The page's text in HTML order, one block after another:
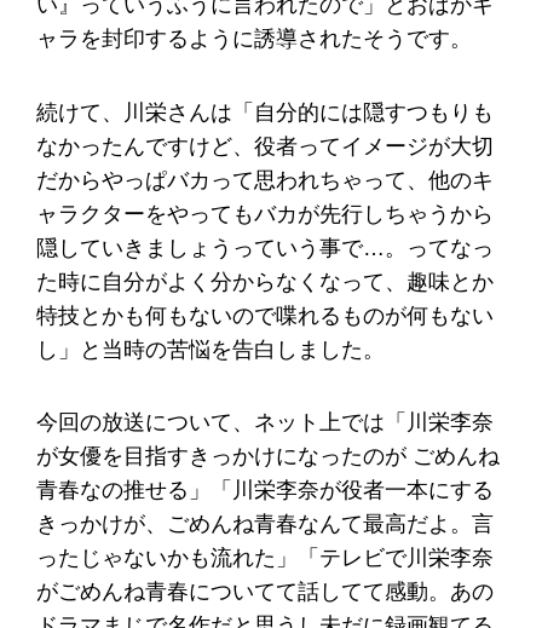
い』っていうふうに言われたので」とおばかキ
ャラを封印するように誘導されたそうです。
続けて、川栄さんは「自分的には隠すつもりも
なかったんですけど、役者ってイメージが大切
だからやっぱバカって思われちゃって、他のキ
ャラクターをやってもバカが先行しちゃうから
隠していきましょうっていう事で…。ってなっ
た時に自分がよく分からなくなって、趣味とか
特技とかも何もないので喋れるものが何もない
し」と当時の苦悩を告白しました。
今回の放送について、ネット上では「川栄李奈
が女優を目指すきっかけになったのが ごめんね
青春なの推せる」「川栄李奈が役者一本にする
きっかけが、ごめんね青春なんて最高だよ。言
ったじゃないかも流れた」「テレビで川栄李奈
がごめんね青春についてて話してて感動。あの